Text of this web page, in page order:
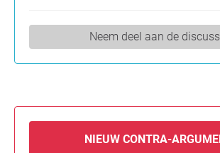
Neem deel aan de
NIEUW CONTRA-